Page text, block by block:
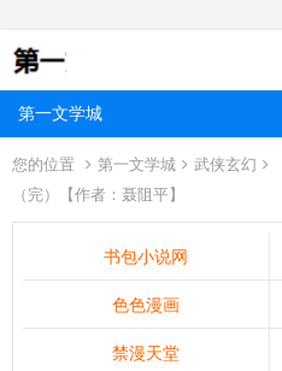
第一文学城
您的位置 第一文学城 武侠玄幻
（完）【作者：聂阻平】
书包小说网
色色漫画
禁漫天堂